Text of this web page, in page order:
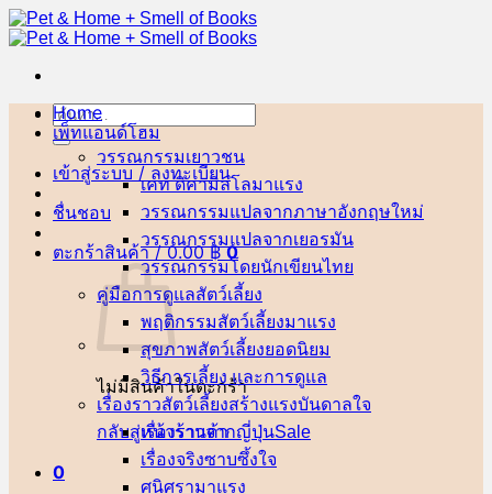
ข้าม
ไป
เนื้อหา
ค้นหา:
เข้าสู่ระบบ / ลงทะเบียน
ชื่นชอบ
ตะกร้าสินค้า /0.00฿ 0
ไม่มีสินค้าในตะกร้า
กลับสู่หน้าร้านค้า
0
Home
เพ็ทแอนด์โฮม
วรรณกรรมเยาวชน
เคท ดิคามิลโล
วรรณกรรมแปลจากภาษาอังกฤษ
วรรณกรรมแปลจากเยอรมัน
วรรณกรรมโดยนักเขียนไทย
คู่มือการดูแลสัตว์เลี้ยง
พฤติกรรมสัตว์เลี้ยง
สุขภาพสัตว์เลี้ยง
วิธีการเลี้ยง และการดูแล
เรื่องราวสัตว์เลี้ยงสร้างแรงบันดาลใจ
เรื่องราวจากญี่ปุ่น
เรื่องจริงซาบซึ้งใจ
ศนิศรา